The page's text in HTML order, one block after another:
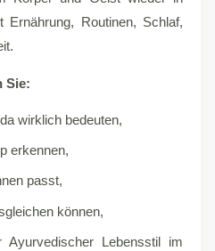
Routinen, Schlaf,
Sie:
wirklich bedeuten,
erkennen,
passt,
können,
Lebensstil im